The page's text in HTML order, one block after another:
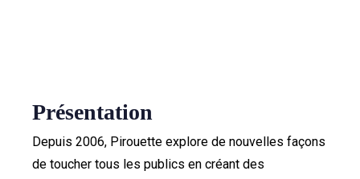
Présentation
Depuis 2006, Pirouette explore de nouvelles façons
de toucher tous les publics en créant des